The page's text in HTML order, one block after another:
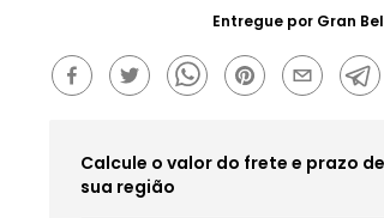
Entregue por Gran